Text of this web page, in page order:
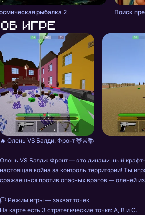
рыбалка 2 Поиск
Об игре
🔥 Олень VS Балди: Фронт 🦌⚔️📚
Олень VS Балди: Фронт — это динамичный
настоящая война за контроль территории! Ты
сражаешься против опасных врагов — оленей из
🏳️ Режим игры — захват точек
На карте есть 3 стратегические точки: A, B и C.